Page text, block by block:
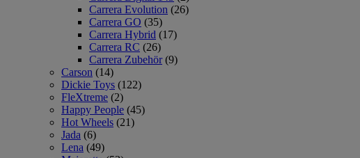
Carrera Evolution (26)
Carrera GO (35)
Carrera Hybrid (17)
Carrera RC (26)
Carrera Zubehör (9)
Carson (14)
Dickie Toys (122)
FleXtreme (2)
Happy People (45)
Hot Wheels (21)
Jada (6)
Lena (49)